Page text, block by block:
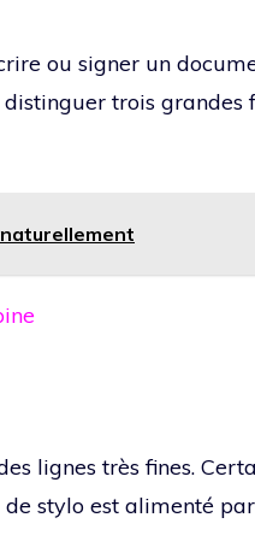
ou signer un
trois grandes
lignes très fines.
stylo est alimenté